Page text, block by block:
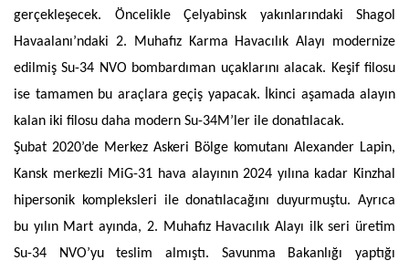
gerçekleşecek. Öncelikle Çelyabinsk yakınlarındaki Shagol
Havaalanı’ndaki 2. Muhafız Karma Havacılık Alayı modernize
edilmiş Su-34 NVO bombardıman uçaklarını alacak. Keşif filosu
ise tamamen bu araçlara geçiş yapacak. İkinci aşamada alayın
kalan iki filosu daha modern Su-34M’ler ile donatılacak.
Şubat 2020’de Merkez Askeri Bölge komutanı Alexander Lapin,
Kansk merkezli MiG-31 hava alayının 2024 yılına kadar Kinzhal
hipersonik kompleksleri ile donatılacağını duyurmuştu. Ayrıca
bu yılın Mart ayında, 2. Muhafız Havacılık Alayı ilk seri üretim
Su-34 NVO’yu teslim almıştı. Savunma Bakanlığı yaptığı